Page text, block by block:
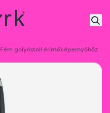
Fém golyóstoll érintőképernyőhöz